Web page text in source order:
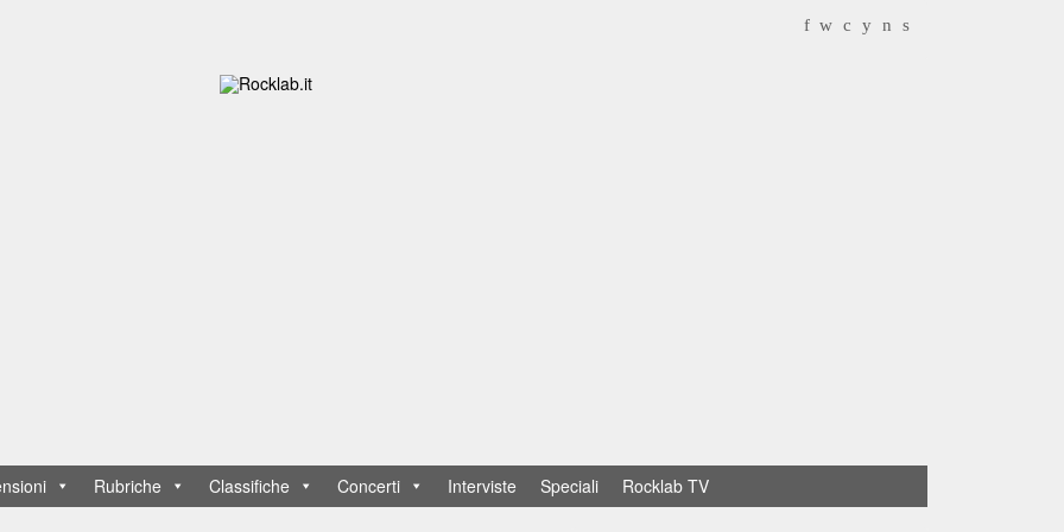
f w c y n s
Rubriche Classifiche Concerti Interviste Speciali Rocklab TV